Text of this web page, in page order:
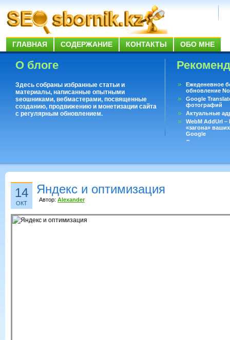
ГЛАВНАЯ СОДЕРЖАНИЕ КОНТАКТЫ ОБО МНЕ
О блоге
Здесь собраны избранные статьи и
материалы, написанные опытными
seoшниками, вебмастерами, посвященные
созданию, продвижению и монетизации сайта
с регулярным обновлением.
Ежеденевное
обновление
Google
фотографий
Актуальные
WebM AddUrl
«загона»
Google
Существует
14
ОКТ
Яндекс и оптимизация
Автор: Alexander